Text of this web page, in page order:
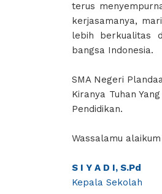
terus
kerjasamanya,
lebih berkualitas
bangsa Indonesia.
SMA Negeri
Kiranya Tuhan
Pendidikan.
Wassalamu
S I Y A D I, S.Pd
Kepala Sekolah